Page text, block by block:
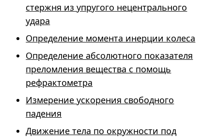
стержня из упругого нецентрального
удара
Определение момента инерции колеса
Определение абсолютного показателя
преломления вещества с помощь
рефрактометра
Измерение ускорения свободного
падения
Движение тела по окружности под